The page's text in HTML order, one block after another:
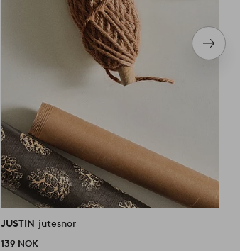
JUSTIN jutesnor
139 NOK
Neste